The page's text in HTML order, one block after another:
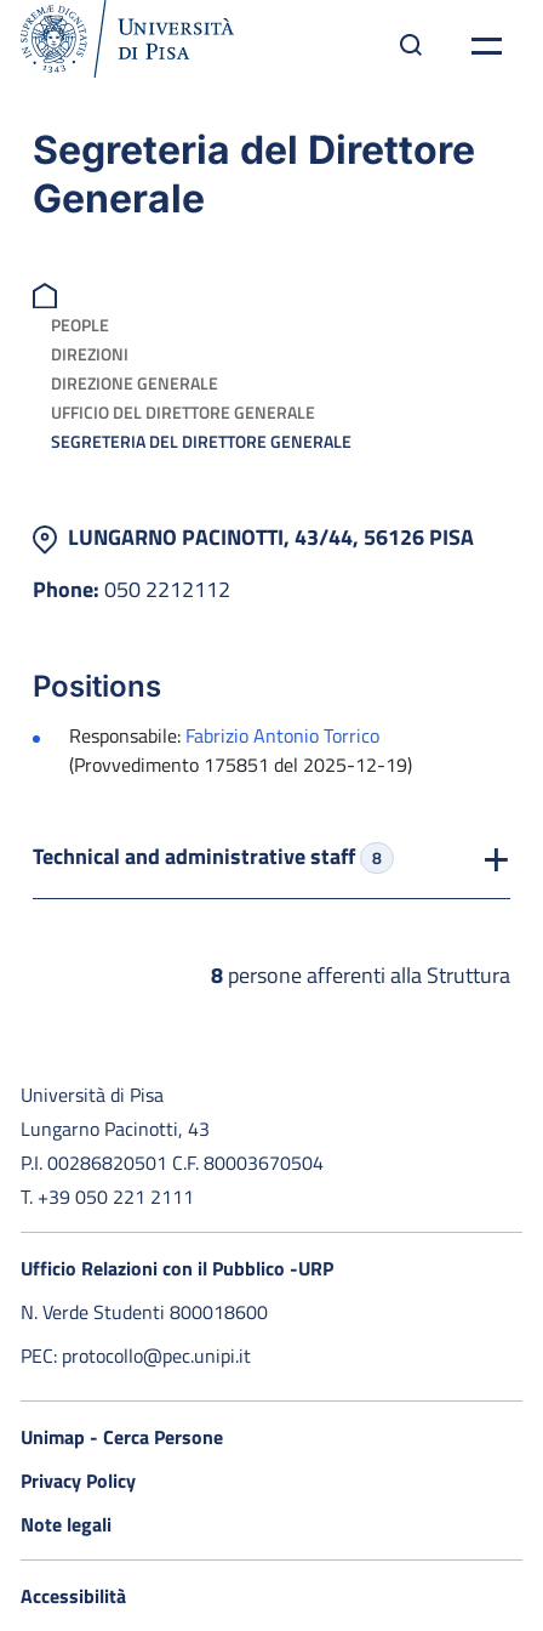
Segreteria del Direttore
Generale
PEOPLE
DIREZIONI
DIREZIONE GENERALE
UFFICIO DEL DIRETTORE GENERALE
SEGRETERIA DEL DIRETTORE GENERALE
LUNGARNO PACINOTTI, 43/44, 56126 PISA
Phone:050 2212112
Positions
Responsabile: Fabrizio Antonio Torrico
(Provvedimento 175851 del 2025-12-19)
Technical and administrative staff 8
8persone afferenti alla Struttura
Università di Pisa
Lungarno Pacinotti, 43
P.I. 00286820501 C.F. 80003670504
T. +39 050 221 2111
Ufficio Relazioni con il Pubblico -URP
N. Verde Studenti 800018600​
PEC: protocollo@pec.unipi.it
Unimap - Cerca Persone
Privacy Policy
Note legali
Accessibilità